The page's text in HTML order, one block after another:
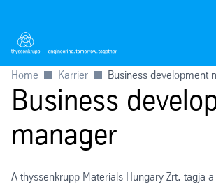
Home Karrier Business development
Business
manager
A thyssenkrupp Materials Hungary Zrt. tagja